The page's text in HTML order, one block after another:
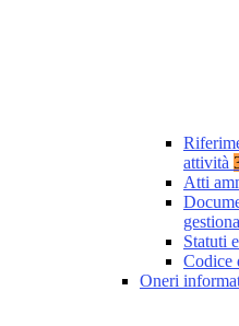
attività
Atti
Statuti
Codice
Oneri